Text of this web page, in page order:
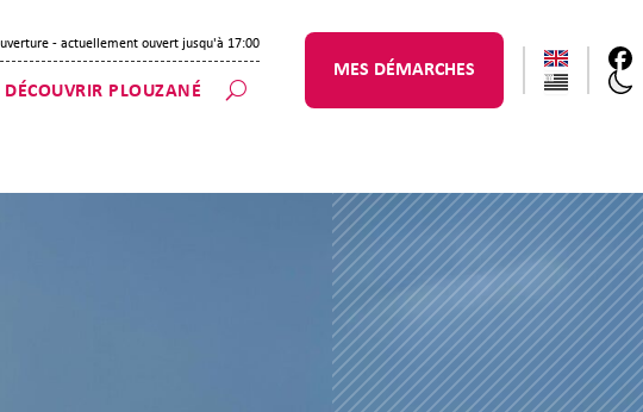
- actuellement ouvert jusqu'à 17:00
DÉCOUVRIR PLOUZANÉ
MES DÉMARCHES